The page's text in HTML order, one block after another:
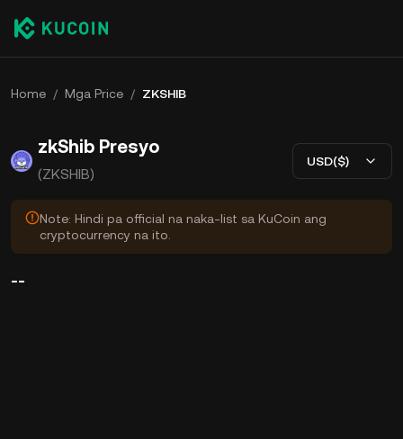
Home / Mga Price / ZKSHIB
zkShib Presyo
(ZKSHIB)
USD($)
Note: Hindi pa official na naka-list sa KuCoin ang
cryptocurrency na ito.
--